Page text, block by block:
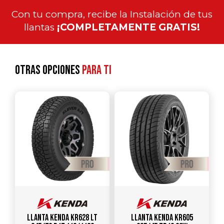
Con tu compra, recibe la Instalación de tus
llantas ¡COMPLETAMENTE GRATIS!
Otras opcionespara ti
Llanta KENDA KR628 LT
Llanta KENDA KR605